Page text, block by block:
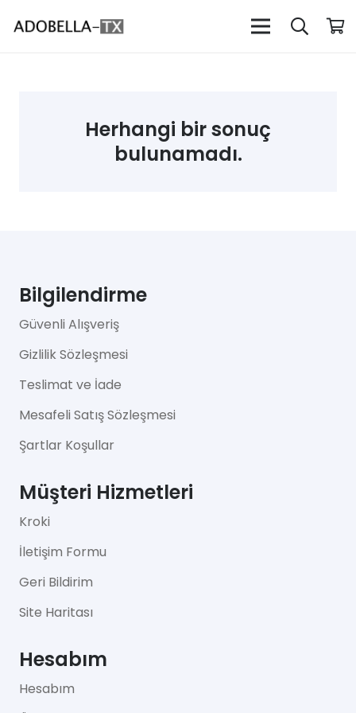
Herhangi bir sonuç
bulunamadı.
Bilgilendirme
Güvenli Alışveriş
Gizlilik Sözleşmesi
Teslimat ve İade
Mesafeli Satış Sözleşmesi
Şartlar Koşullar
Müşteri Hizmetleri
Kroki
İletişim Formu
Geri Bildirim
Site Haritası
Hesabım
Hesabım